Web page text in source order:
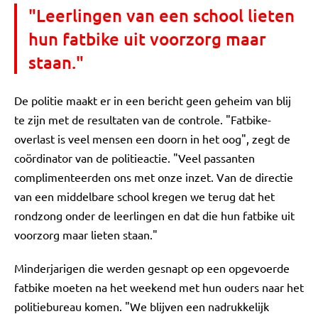
"Leerlingen van een school lieten
hun fatbike uit voorzorg maar
staan."
De politie maakt er in een bericht geen geheim van blij
te zijn met de resultaten van de controle. "Fatbike-
overlast is veel mensen een doorn in het oog", zegt de
coördinator van de politieactie. "Veel passanten
complimenteerden ons met onze inzet. Van de directie
van een middelbare school kregen we terug dat het
rondzong onder de leerlingen en dat die hun fatbike uit
voorzorg maar lieten staan."
Minderjarigen die werden gesnapt op een opgevoerde
fatbike moeten na het weekend met hun ouders naar het
politiebureau komen. "We blijven een nadrukkelijk